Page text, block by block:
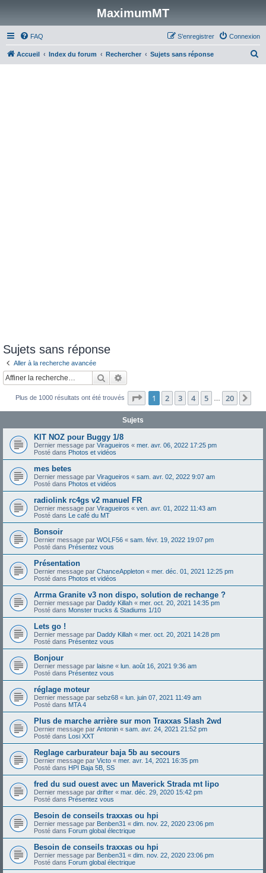
MaximumMT
FAQ Connexion
S’enregistrer
Accueil Index du forum Rechercher Sujets sans réponse
Sujets sans réponse
Aller à la recherche avancée
Rechercher
Plus de 1000 résultats ont été trouvés Page 1sur20
1 2 3 4 5 20
Sujets
KIT NOZ pour Buggy 1/8
Dernier message par Viragueiros « mer. avr. 06, 2022 17:25 pm
Posté dans Photos et vidéos
mes betes
Dernier message par Viragueiros « sam. avr. 02, 2022 9:07 am
Posté dans Photos et vidéos
radiolink rc4gs v2 manuel FR
Dernier message par Viragueiros « ven. avr. 01, 2022 11:43 am
Posté dans Le café du MT
Bonsoir
Dernier message par WOLF56 « sam. févr. 19, 2022 19:07 pm
Posté dans Présentez vous
Présentation
Dernier message par ChanceAppleton « mer. déc. 01, 2021 12:25 pm
Posté dans Photos et vidéos
Arrma Granite v3 non dispo, solution de rechange ?
Dernier message par Daddy Killah « mer. oct. 20, 2021 14:35 pm
Posté dans Monster trucks & Stadiums 1/10
Lets go !
Dernier message par Daddy Killah « mer. oct. 20, 2021 14:28 pm
Posté dans Présentez vous
Bonjour
Dernier message par laisne « lun. août 16, 2021 9:36 am
Posté dans Présentez vous
réglage moteur
Dernier message par sebz68 « lun. juin 07, 2021 11:49 am
Posté dans MTA 4
Plus de marche arrière sur mon Traxxas Slash 2wd
Dernier message par Antonin « sam. avr. 24, 2021 21:52 pm
Posté dans Losi XXT
Reglage carburateur baja 5b au secours
Dernier message par Victo « mer. avr. 14, 2021 16:35 pm
Posté dans HPI Baja 5B, SS
fred du sud ouest avec un Maverick Strada mt lipo
Dernier message par drifter « mar. déc. 29, 2020 15:42 pm
Posté dans Présentez vous
Besoin de conseils traxxas ou hpi
Dernier message par Benben31 « dim. nov. 22, 2020 23:06 pm
Posté dans Forum global électrique
Besoin de conseils traxxas ou hpi
Dernier message par Benben31 « dim. nov. 22, 2020 23:06 pm
Posté dans Forum global électrique